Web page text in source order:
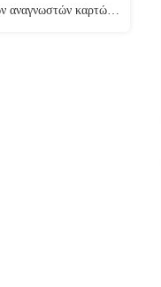
αναγνωστών καρτών